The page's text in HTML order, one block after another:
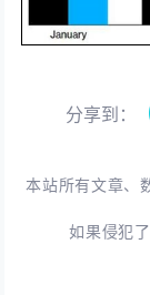
分享到：
本站所有文章、
如果侵犯